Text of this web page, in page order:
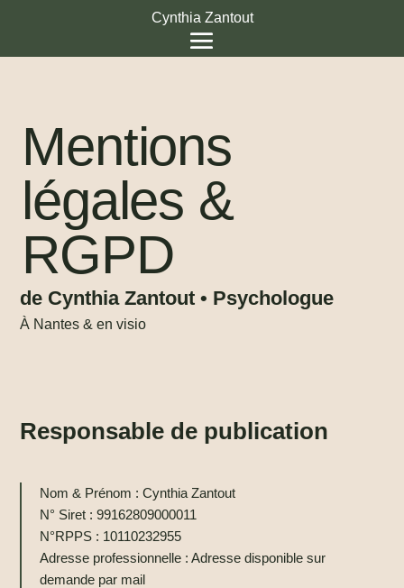
Cynthia Zantout
Mentions
légales &
RGPD
de Cynthia Zantout • Psychologue
À Nantes & en visio
Responsable de publication
Nom & Prénom : Cynthia Zantout
N° Siret : 99162809000011
N°RPPS : 10110232955​
Adresse professionnelle : Adresse disponible sur
demande par mail